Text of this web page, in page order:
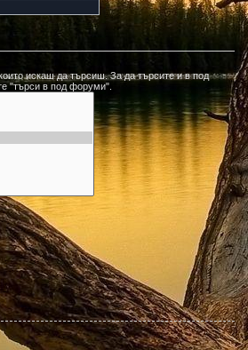
искаш да търсиш. За да търсите и в под
"търси в под форуми".